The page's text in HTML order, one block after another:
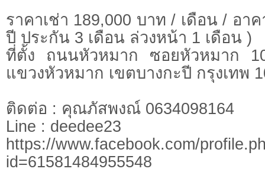
ราคาเช่า 189,000 บาท / เดือน / อ
ปี ประกัน 3 เดือน ล่วงหน้า 1 เดือน )
ที่ตั้ง ถนนหัวหมาก ซอยหัวหมาก
แขวงหัวหมาก เขตบางกะปี กรุงเทพ
ติดต่อ : คุณภัสพงณ์ 0634098164
Line : deedee23
https://www.facebook.com/
id=61581484955548